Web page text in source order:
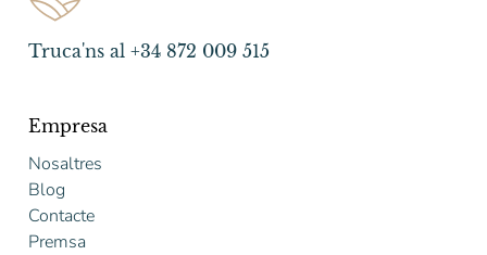
Truca'ns al +34 872 009 515
Empresa
Nosaltres
Blog
Contacte
Premsa